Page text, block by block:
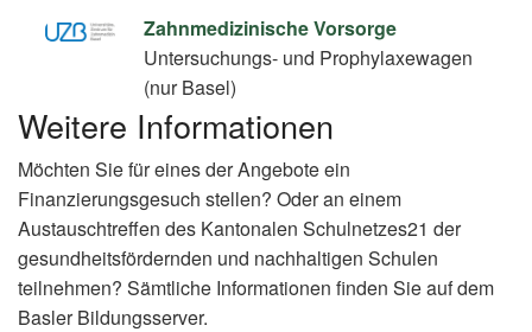
Zahnmedizinische Vorsorge
Untersuchungs- und Prophylaxewagen
(nur Basel)
Weitere Informationen
Möchten Sie für eines der Angebote ein
Finanzierungsgesuch stellen? Oder an einem
Austauschtreffen des Kantonalen Schulnetzes21 der
gesundheitsfördernden und nachhaltigen Schulen
teilnehmen? Sämtliche Informationen finden Sie auf dem
Basler Bildungsserver.